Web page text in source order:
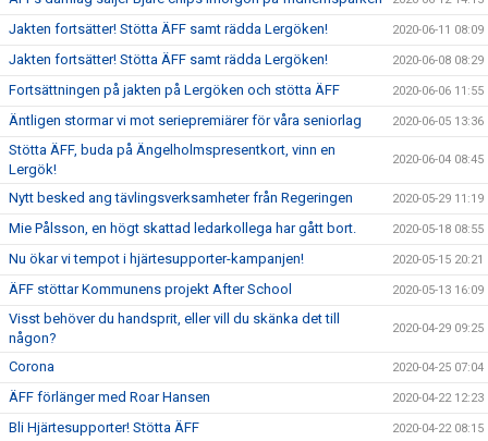
Jakten fortsätter! Stötta ÄFF samt rädda Lergöken! 2020-06-11 08:09
Jakten fortsätter! Stötta ÄFF samt rädda Lergöken! 2020-06-08 08:29
Fortsättningen på jakten på Lergöken och stötta ÄFF 2020-06-06 11:55
Äntligen stormar vi mot seriepremiärer för våra seniorlag 2020-06-05 13:36
Stötta ÄFF, buda på Ängelholmspresentkort, vinn en
Lergök!
2020-06-04 08:45
Nytt besked ang tävlingsverksamheter från Regeringen 2020-05-29 11:19
Mie Pålsson, en högt skattad ledarkollega har gått bort. 2020-05-18 08:55
Nu ökar vi tempot i hjärtesupporter-kampanjen! 2020-05-15 20:21
ÄFF stöttar Kommunens projekt After School 2020-05-13 16:09
Visst behöver du handsprit, eller vill du skänka det till
någon?
2020-04-29 09:25
Corona 2020-04-25 07:04
ÄFF förlänger med Roar Hansen 2020-04-22 12:23
Bli Hjärtesupporter! Stötta ÄFF 2020-04-22 08:15